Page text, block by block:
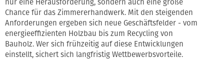
Chance für das Zimmererhandwerk. Mit den steigenden
Anforderungen ergeben sich neue Geschäftsfelder - vom
energieeffizienten Holzbau bis zum Recycling von
Bauholz. Wer sich frühzeitig auf diese Entwicklungen
einstellt, sichert sich langfristig Wettbewerbsvorteile.